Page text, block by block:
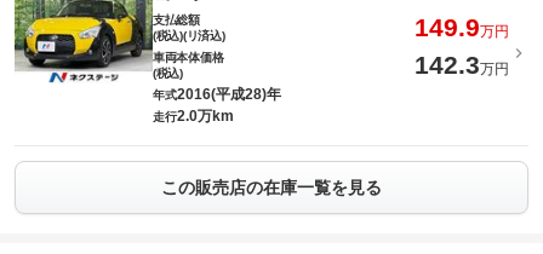
支払総額
(税込)(リ済込)
149.9万円
車両本体価格
(税込)
142.3万円
年式2016(平成28)年
走行2.0万km
この販売店の在庫一覧を見る